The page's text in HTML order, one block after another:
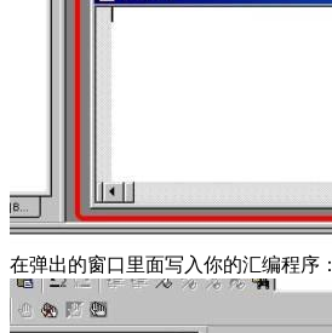
在弹出的窗口里面写入你的汇编程序：